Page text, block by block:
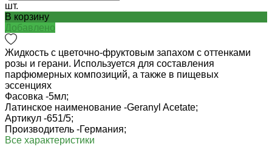
шт.
В корзину
Добавлено
Жидкость с цветочно-фруктовым запахом с оттенками
розы и герани. Используется для составления
парфюмерных композиций, а также в пищевых
эссенциях
Фасовка -5мл;
Латинское наименование -Geranyl Acetate;
Артикул -651/5;
Производитель -Германия;
Все характеристики